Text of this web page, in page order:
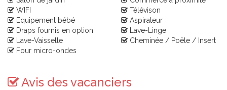
WIFI
Télévison
Equipement bébé
Aspirateur
Draps fournis en option
Lave-Linge
Lave-Vaisselle
Cheminée / Poêle / Insert
Four micro-ondes
Avis des vacanciers